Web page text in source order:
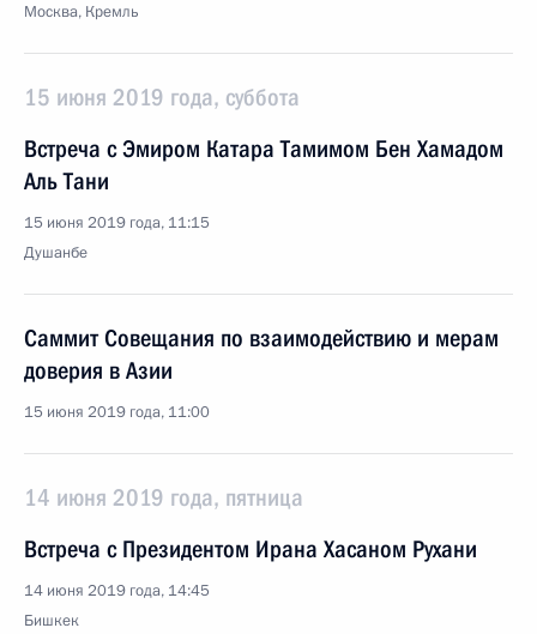
Москва, Кремль
15 июня 2019 года, суббота
Встреча с Эмиром Катара Тамимом Бен Хамадом
Аль Тани
15 июня 2019 года, 11:15
Душанбе
Саммит Совещания по взаимодействию и мерам
доверия в Азии
15 июня 2019 года, 11:00
14 июня 2019 года, пятница
Встреча с Президентом Ирана Хасаном Рухани
14 июня 2019 года, 14:45
Бишкек